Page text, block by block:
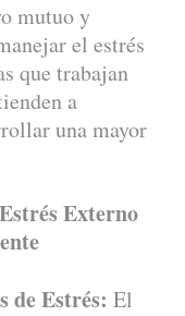
mutuo y
el estrés
que trabajan
a
una mayor
Externo
de Estrés: El